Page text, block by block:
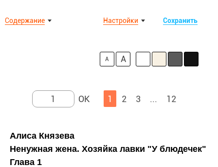
Содержание Сохранить
Настройки
A A
1 2 3 ... 12
Алиса Князева
Ненужная жена. Хозяйка лавки "У блюдечек"
Глава 1